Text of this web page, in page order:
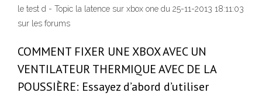
le test d - Topic la latence sur xbox one du 25-11-2013 18:11:03
sur les forums
COMMENT FIXER UNE XBOX AVEC UN
VENTILATEUR THERMIQUE AVEC DE LA
POUSSIÈRE: Essayez d’abord d’utiliser